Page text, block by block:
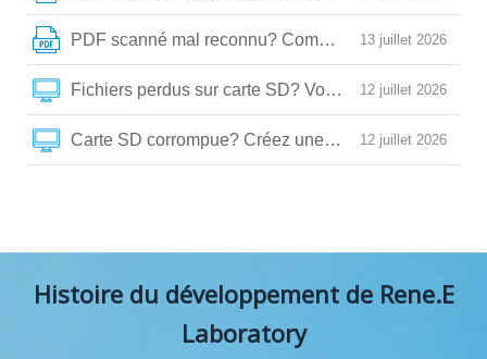
13 juillet 2026
PDF scanné mal reconnu? Comment l’optimiser pour
12 juillet 2026
Fichiers perdus sur carte SD? Voici comment les
12 juillet 2026
Carte SD corrompue? Créez une image de
Histoire du développement de Rene.E
Laboratory